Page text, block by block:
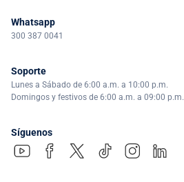
Whatsapp
300 387 0041
Soporte
Lunes a Sábado de 6:00 a.m. a 10:00 p.m.
Domingos y festivos de 6:00 a.m. a 09:00 p.m.
Síguenos